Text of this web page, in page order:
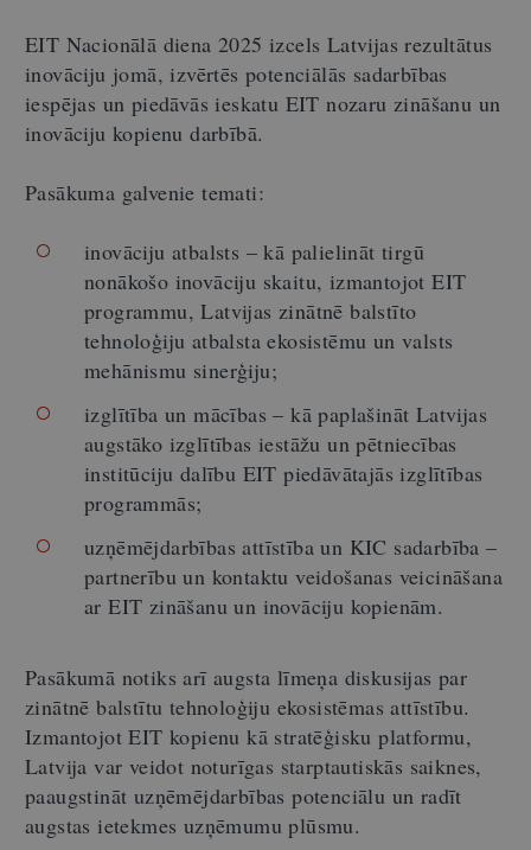
EIT Nacionālā diena 2025 izcels Latvijas rezultātus
inovāciju jomā, izvērtēs potenciālās sadarbības
iespējas un piedāvās ieskatu EIT nozaru zināšanu un
inovāciju kopienu darbībā.
Pasākuma galvenie temati:
inovāciju atbalsts – kā palielināt tirgū
nonākošo inovāciju skaitu, izmantojot EIT
programmu, Latvijas zinātnē balstīto
tehnoloģiju atbalsta ekosistēmu un valsts
mehānismu sinerģiju;
izglītība un mācības – kā paplašināt Latvijas
augstāko izglītības iestāžu un pētniecības
institūciju dalību EIT piedāvātajās izglītības
programmās;
uzņēmējdarbības attīstība un KIC sadarbība –
partnerību un kontaktu veidošanas veicināšana
ar EIT zināšanu un inovāciju kopienām.
Pasākumā notiks arī augsta līmeņa diskusijas par
zinātnē balstītu tehnoloģiju ekosistēmas attīstību.
Izmantojot EIT kopienu kā stratēģisku platformu,
Latvija var veidot noturīgas starptautiskās saiknes,
paaugstināt uzņēmējdarbības potenciālu un radīt
augstas ietekmes uzņēmumu plūsmu.